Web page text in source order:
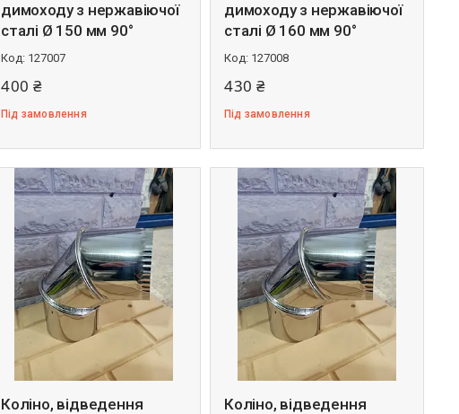
димоходу з нержавіючої
сталі Ø 150 мм 90°
127007
400 ₴
Під замовлення
димоходу з нержавіючої
сталі Ø 160 мм 90°
127008
430 ₴
Під замовлення
Коліно, відведення
Коліно, відведення